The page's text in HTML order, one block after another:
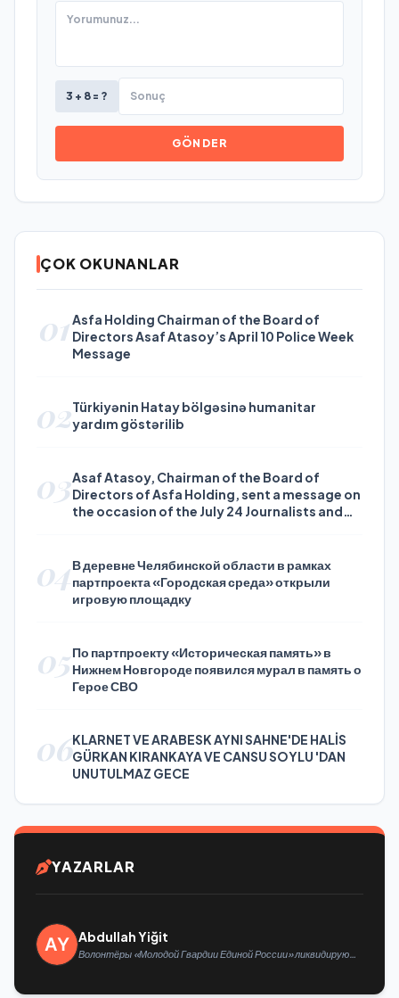
3 + 8 = ?
GÖNDER
ÇOK OKUNANLAR
01Asfa Holding Chairman of the Board of
Directors Asaf Atasoy’s April 10 Police Week
Message
02Türkiyənin Hatay bölgəsinə humanitar
yardım göstərilib
03Asaf Atasoy, Chairman of the Board of
Directors of Asfa Holding, sent a message on
the occasion of the July 24 Journalists and
04В деревне Челябинской области в рамках
партпроекта «Городская среда» открыли
игровую площадку
05По партпроекту «Историческая память» в
Нижнем Новгороде появился мурал в память о
Герое СВО
06KLARNET VE ARABESK AYNI SAHNE'DE HALİS
GÜRKAN KIRANKAYA VE CANSU SOYLU 'DAN
UNUTULMAZ GECE
YAZARLAR
Abdullah Yiğit
Волонтёры «Молодой Гвардии Единой России» ликвидируют